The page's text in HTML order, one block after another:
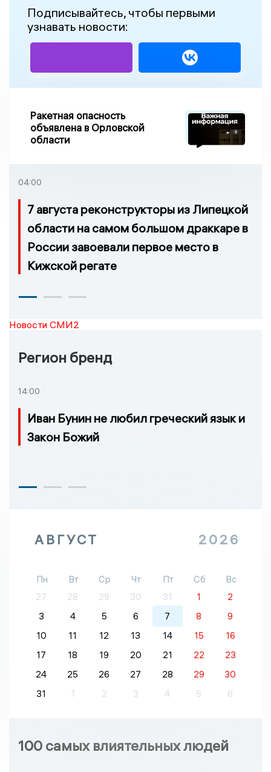
Подписывайтесь, чтобы первыми
узнавать новости:
Ракетная опасность
объявлена в Орловской
области
04:00
7 августа реконструкторы из Липецкой
области на самом большом драккаре в
России завоевали первое место в
Кижской регате
Новости СМИ2
Регион бренд
14:00
Иван Бунин не любил греческий язык и
Закон Божий
АВГУСТ 2026
Пн Вт Ср Чт Пт Сб
Вс
27
28 29 30 31 1
2
3
4 5 6 7 8
9
10
11 12 13 14 15
16
17
18 19 20 21 22
23
24
25 26 27 28 29
30
31
1 2 3 4 5 6
100 самых влиятельных людей